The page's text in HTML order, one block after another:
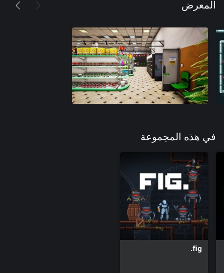
المعرض
في هذه المجموعة
fig.